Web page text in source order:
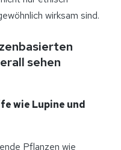
wirksam sind.
sehen
wie Lupine und
Pflanzen wie